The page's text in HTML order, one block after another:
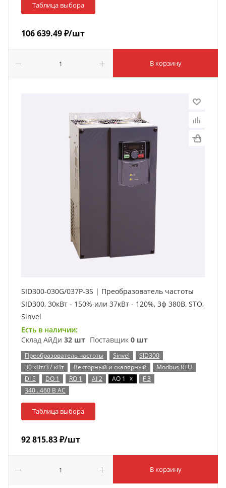
Таблица выбора
106 639.49₽/шт
В корзину
SID300-030G/037P-3S | Преобразователь частоты
SID300, 30кВт - 150% или 37кВт - 120%, 3ф 380В, STO,
Sinvel
Есть в наличии:
Склад АйДи 32 шт Поставщик 0 шт
Преобразователь частоты Sinvel
SID300
30 кВт/37 кВт
Векторный и скалярный
Modbus RTU
DI 5
DO 1 RO 1 AI 2 AO 1 x
F 3
340…460 В AC
Таблица выбора
92 815.83₽/шт
В корзину